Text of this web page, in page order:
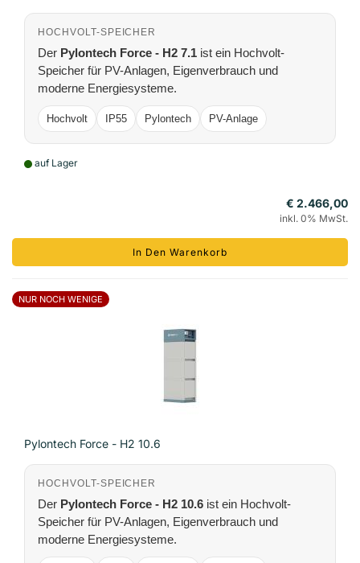
HOCHVOLT-SPEICHER
Der Pylontech Force - H2 7.1 ist ein Hochvolt-
Speicher für PV-Anlagen, Eigenverbrauch und
moderne Energiesysteme.
Hochvolt IP55 Pylontech PV-Anlage
auf Lager
€ 2.466,00
inkl. 0% MwSt.
In Den Warenkorb
NUR NOCH WENIGE
Pylontech Force - H2 10.6
HOCHVOLT-SPEICHER
Der Pylontech Force - H2 10.6 ist ein Hochvolt-
Speicher für PV-Anlagen, Eigenverbrauch und
moderne Energiesysteme.